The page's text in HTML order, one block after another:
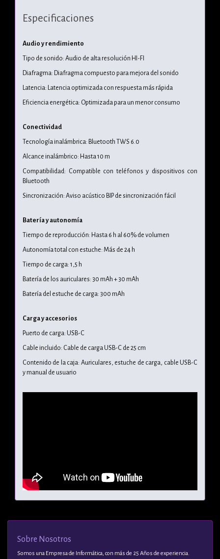
Especificaciones
Audio y rendimiento
Tipo de sonido: Audio de alta resolución HI-FI
Diafragma: Diafragma compuesto para mejora del sonido
Latencia: Latencia optimizada con respuesta más rápida
Eficiencia energética: Optimizada para un menor consumo
Conectividad
Tecnología inalámbrica: Bluetooth TWS 6.0
Alcance inalámbrico: Hasta 10 m
Compatibilidad: Compatible con teléfonos y dispositivos con
Bluetooth
Sincronización: Aviso acústico BIP de sincronización fácil
Batería y autonomía
Tiempo de reproducción: Hasta 6 h al 60% de volumen
Autonomía total con estuche: Más de 24 h
Tiempo de carga: 1,5 h
Batería de los auriculares: 30 mAh + 30 mAh
Batería del estuche de carga: 300 mAh
Carga y accesorios
Puerto de carga: USB-C
Cable incluido: Cable de carga USB-C de 25 cm
Contenido de la caja: Auriculares, estuche de carga, cable USB-C
y manual de usuario
Sobre Nosotros
Somos una Empresa de Informática, con más de 25 Años de experiencia.